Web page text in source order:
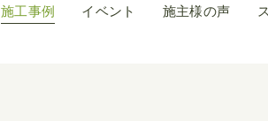
施工事例 イベント 施主様の声